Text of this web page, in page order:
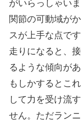
がいらっしゃい
関節の可動域が
スが上手な点です
走りになると、
るような傾向があ
もしかするとこ
して力を受け流
せん。ただラン